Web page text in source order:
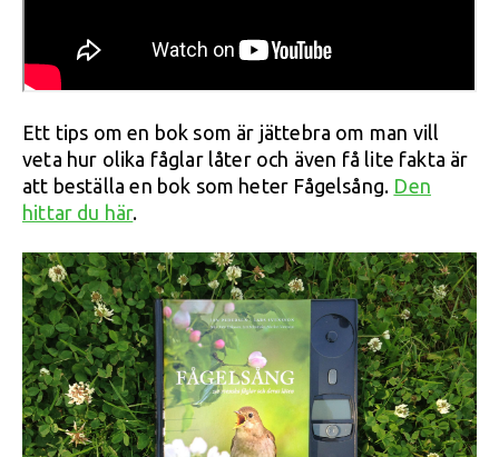
Ett tips om en bok som är jättebra om man vill
veta hur olika fåglar låter och även få lite fakta är
att beställa en bok som heter Fågelsång. Den
hittar du här.